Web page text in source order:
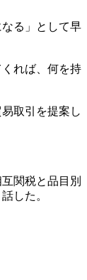
る」として早
れば、何を持
取引を提案し
関税と品目別
した。